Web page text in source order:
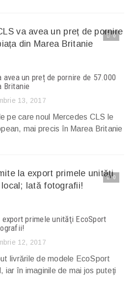
0
avea un preț de pornire de 57.000
Britanie
13, 2017
pe care noul Mercedes CLS le
mai precis în Marea Britanie
0
articolul complet
primele unităţi EcoSport
12, 2017
livrările de modele EcoSport
iar în imaginile de mai jos puteţi